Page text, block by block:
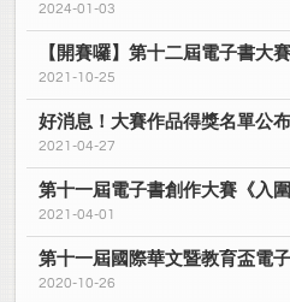
2024-01-03
【開賽囉】第十二屆電子書大
2021-10-25
好消息！大賽作品得獎名單公
2021-04-27
第十一屆電子書創作大賽《入
2021-04-01
第十一屆國際華文暨教育盃電
2020-10-26